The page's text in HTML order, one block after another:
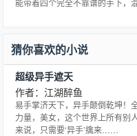
能带着四个完全不靠谱的手下，
猜你喜欢的小说
超级异手遮天
作者：江湖醉鱼
易手掌济天下，异手颠倒乾坤！
力量，美女，这个世界上所有别
来说，只需要‘异手’擒来……